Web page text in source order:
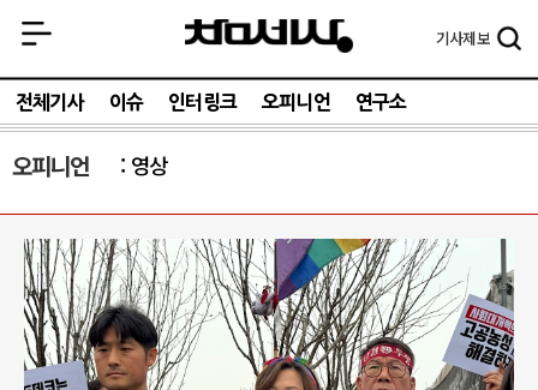
기사제보
전체기사 이슈 인터링크 오피니언 연구소
오피니언 영상